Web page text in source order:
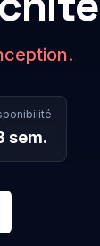
sem.